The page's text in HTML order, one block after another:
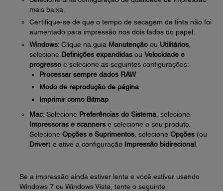
mais baixa.
Certifique-se de que o tempo de secagem da tinta não foi
aumentado para impressão nos dois lados do papel.
Windows: Clique na guia Manutenção ou Utilitários
selecione Definições expandidas ou Velocidade e
progresso e selecione as seguintes configurações:
Processar sempre dados RAW
Modo de reprodução de página
Imprimir como Bitmap
Mac: Selecione Preferências do Sistema , selecione
Impressoras e scanners e selecione o seu produto.
Selecione Opções e Suprimentos , selecione Opções (ou
Driver) e ative a configuração Impressão bidirecional
Se a impressão ainda estiver lenta e você estiver usando
Windows 7 ou Windows Vista, tente o seguinte: